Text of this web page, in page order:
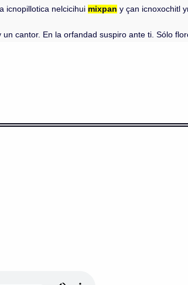
icnopillotica nelcicihui mixpan y çan icnoxochitl
cantor. En la orfandad suspiro ante ti. Sólo